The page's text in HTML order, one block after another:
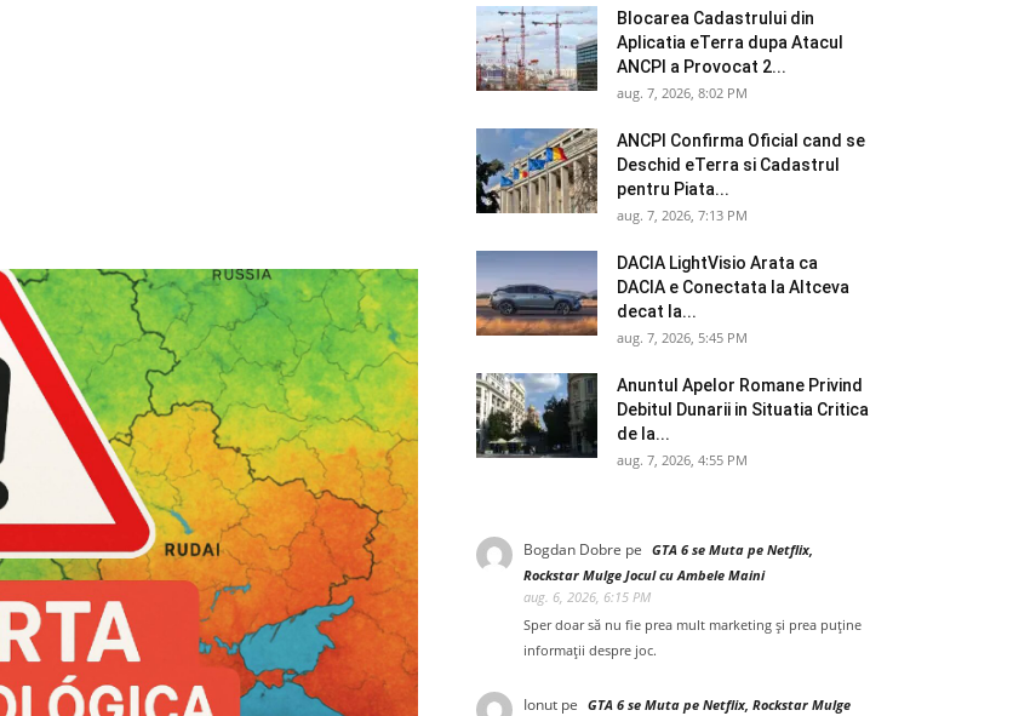
Blocarea Cadastrului din
Aplicatia eTerra dupa Atacul
ANCPI a Provocat 2...
aug. 7, 2026, 8:02 PM
ANCPI Confirma Oficial cand se
Deschid eTerra si Cadastrul
pentru Piata...
aug. 7, 2026, 7:13 PM
DACIA LightVisio Arata ca
DACIA e Conectata la Altceva
decat la...
aug. 7, 2026, 5:45 PM
Anuntul Apelor Romane Privind
Debitul Dunarii in Situatia Critica
de la...
aug. 7, 2026, 4:55 PM
Bogdan Dobre pe GTA 6 se Muta pe Netflix,
Rockstar Mulge Jocul cu Ambele Maini
aug. 6, 2026, 6:15 PM
Sper doar să nu fie prea mult marketing și prea puține
informații despre joc.
Ionut pe GTA 6 se Muta pe Netflix, Rockstar Mulge